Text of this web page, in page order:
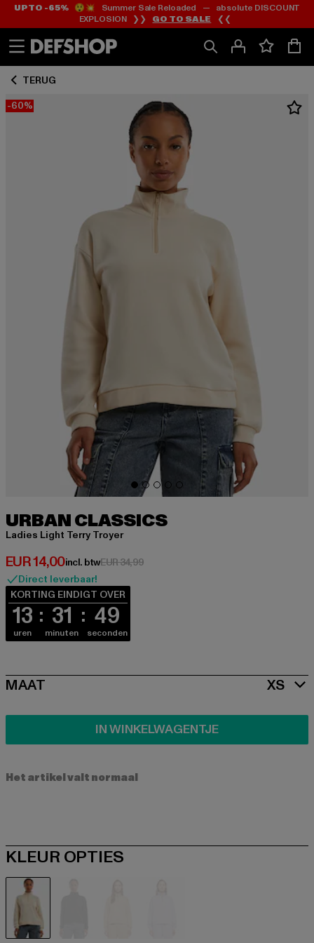
Ga
naar
Ga
naar
UP TO -65%😲💥 Summer Sale Reloaded — absolute DISCOUNT
EXPLOSION ❯❯ GO TO SALE ❮❮
TERUG
-60%
URBAN CLASSICS
Ladies Light Terry Troyer
EUR 14,00
Huidige prijs: EUR 14,00
incl. btwEUR 34,99Actieprijs: EUR 34,99
Direct leverbaar!
KORTING EINDIGT OVER
13
uren
31
minuten
48
seconden
SIZE
MAAT XS
IN WINKELWAGENTJE
Het artikel valt normaal
KLEUR OPTIES